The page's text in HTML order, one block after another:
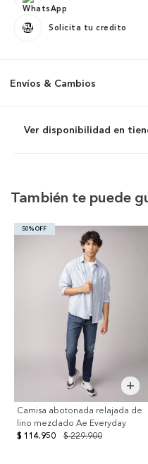
Solicita tu credito
Envíos & Cambios
Ver disponibilidad en
También te puede
50% OFF
Camisa abotonada relajada de
lino mezclado Ae Everyday
$ 229.900
$ 114.950